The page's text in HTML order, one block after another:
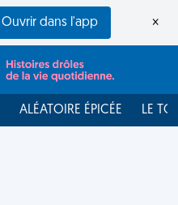
Ouvrir dans l'app ×
ALÉATOIRE ÉPICÉE LE